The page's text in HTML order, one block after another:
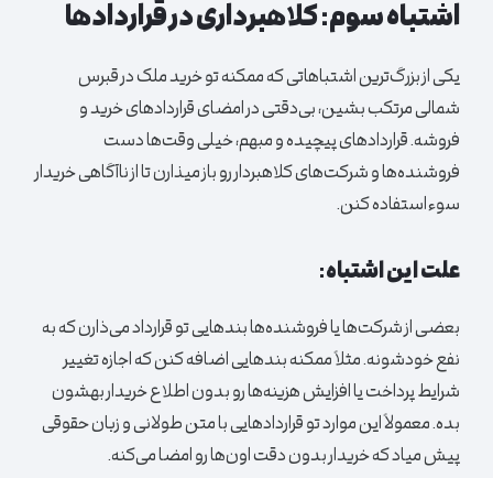
اشتباه سوم: کلاهبرداری در قراردادها
یکی از بزرگ‌ترین اشتباهاتی که ممکنه تو خرید ملک در قبرس
شمالی مرتکب بشین، بی‌دقتی در امضای قراردادهای خرید و
فروشه. قراردادهای پیچیده و مبهم، خیلی وقت‌ها دست
فروشنده‌ها و شرکت‌های کلاهبردار رو باز میذارن تا از ناآگاهی خریدار
سوءاستفاده کنن.
علت این اشتباه:
بعضی از شرکت‌ها یا فروشنده‌ها بندهایی تو قرارداد می‌ذارن که به
نفع خودشونه. مثلاً ممکنه بندهایی اضافه کنن که اجازه تغییر
شرایط پرداخت یا افزایش هزینه‌ها رو بدون اطلاع خریدار بهشون
بده. معمولاً این موارد تو قراردادهایی با متن طولانی و زبان حقوقی
پیش میاد که خریدار بدون دقت اون‌ها رو امضا می‌کنه.